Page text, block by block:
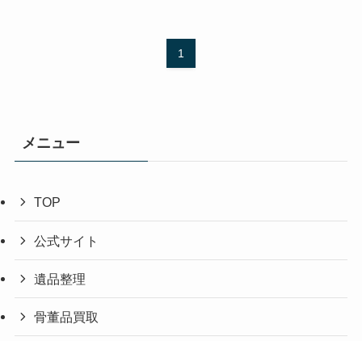
1
メニュー
TOP
公式サイト
遺品整理
骨董品買取